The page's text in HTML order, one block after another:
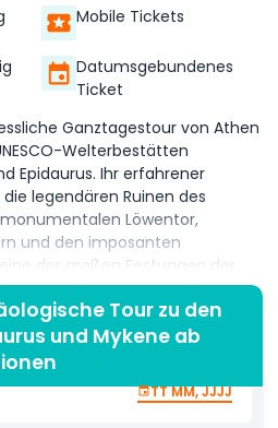
Mobile Tickets
Datumsgebundenes
Ticket
Ganztagestour von Athen
Welterbestätten
Epidaurus. Ihr erfahrener
legendären Ruinen des
Löwentor,
und den imposanten
der großen Festungen der
einer malerischen Fahrt durch
Sie Epidaurus und
Heiligtum des Asklepios.
dieses heiligen Heilzentrums,
erhaltene antike Theater
Akustik und klassische
Tour zu den
und Mykene ab
TT MM, JJJJ